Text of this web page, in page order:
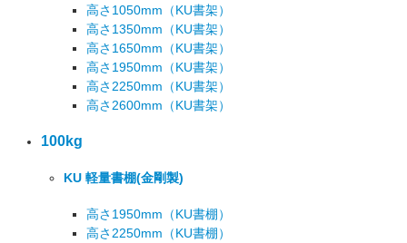
高さ1050mm （KU書架）
高さ1350mm （KU書架）
高さ1650mm （KU書架）
高さ1950mm （KU書架）
高さ2250mm （KU書架）
高さ2600mm （KU書架）
100kg
KU 軽量書棚(金剛製)
高さ1950mm （KU書棚）
高さ2250mm （KU書棚）